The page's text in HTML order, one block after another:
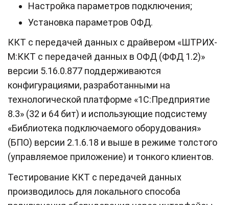
Настройка параметров подключения;
Установка параметров ОФД.
ККТ с передачей данных с драйвером «ШТРИХ-
М:ККТ с передачей данных в ОФД (ФФД 1.2)»
версии 5.16.0.877 поддерживаются
конфигурациями, разработанными на
технологической платформе «1С:Предприятие
8.3» (32 и 64 бит) и использующие подсистему
«Библиотека подключаемого оборудования»
(БПО) версии 2.1.6.18 и выше в режиме толстого
(управляемое приложение) и тонкого клиентов.
Тестирование ККТ с передачей данных
производилось для локального способа